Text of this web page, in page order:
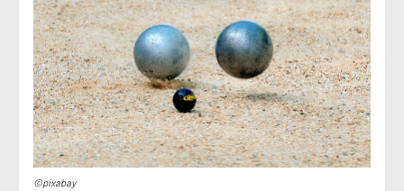
©pixabay